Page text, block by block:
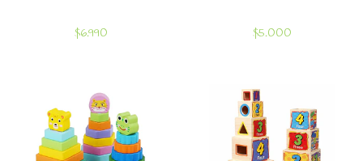
$6.990 $5.000